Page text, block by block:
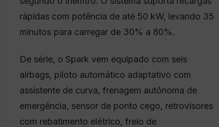
rápidas com potência de até 50 kW, levando 35
minutos para carregar de 30% a 80%.
De série, o Spark vem equipado com seis
airbags, piloto automático adaptativo com
assistente de curva, frenagem autônoma de
emergência, sensor de ponto cego, retrovisores
com rebatimento elétrico, freio de